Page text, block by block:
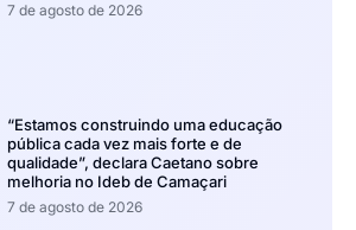
7 de agosto de 2026
“Estamos construindo uma educação
pública cada vez mais forte e de
qualidade”, declara Caetano sobre
melhoria no Ideb de Camaçari
7 de agosto de 2026